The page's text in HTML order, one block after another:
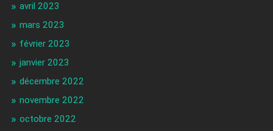
avril 2023
mars 2023
février 2023
janvier 2023
décembre 2022
novembre 2022
octobre 2022